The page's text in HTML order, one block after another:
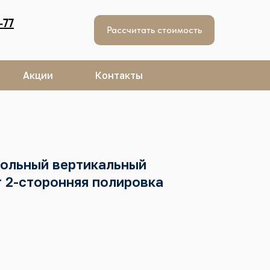
Рассчитать стоимость
Акции Контакты
вертикальный
сторонняя полировка